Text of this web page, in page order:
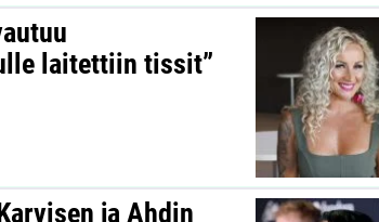
laitettiin tissit”
ja Ahdin